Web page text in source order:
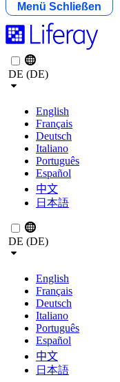
Menü Schließen
DE (DE)
English
Français
Deutsch
Italiano
Português
Español
中文
日本語
DE (DE)
English
Français
Deutsch
Italiano
Português
Español
中文
日本語